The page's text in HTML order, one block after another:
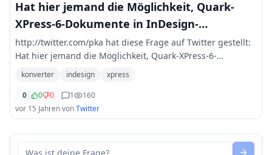
Hat hier jemand die Möglichkeit, Quark-
XPress-6-Dokumente in InDesign-
Dokumente zu konvertieren?
http://twitter.com/pka hat diese Frage auf Twitter gestellt:
Hat hier jemand die Möglichkeit, Quark-XPress-6-
Dokumente in InDesign-Dokumente zu konvertieren? hilfe
xpress indesign konverter
konverter indesign
xpress
0| 0 0 1
160
vor 15 JahrenvonTwitter